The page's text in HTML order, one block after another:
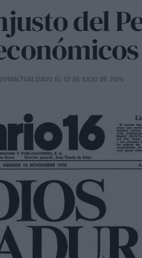
del
ACTUALIZADO EL 02 DE JULIO DE 2024